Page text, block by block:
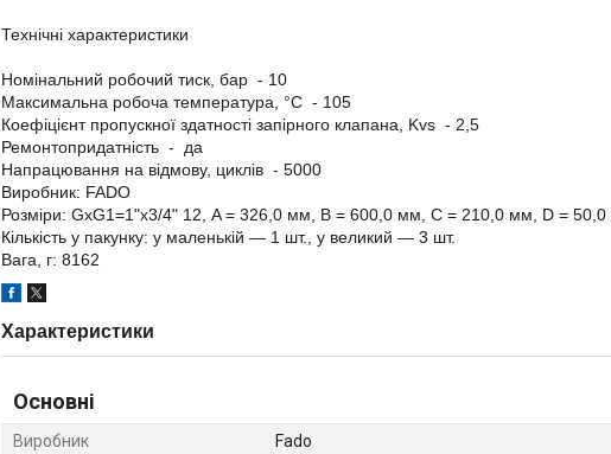
Технічні характеристики
Номінальний робочий тиск, бар - 10
Максимальна робоча температура, °С - 105
Коефіцієнт пропускної здатності запірного клапана, Kvs - 2,5
Ремонтопридатність - да
Напрацювання на відмову, циклів - 5000
Виробник: FADO
Розміри: GxG1=1"х3/4" 12, A = 326,0 мм, B = 600,0 мм, C = 210,0 мм, D =
Кількість у пакунку: у маленькій — 1 шт., у великий — 3 шт.
Вага, г: 8162
Характеристики
Основні
Виробник
Fado